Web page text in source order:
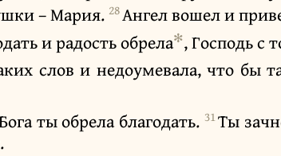
– Мария. 28Ангел вошел и
и радость обрела✻, Господь с
слов и недоумевала, что бы
ты обрела благодать. 31Ты